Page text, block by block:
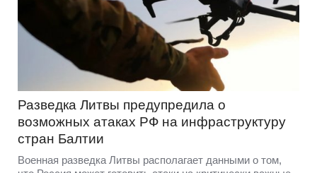
Разведка Литвы предупредила о
возможных атаках РФ на инфраструктуру
стран Балтии
Военная разведка Литвы располагает данными о том,